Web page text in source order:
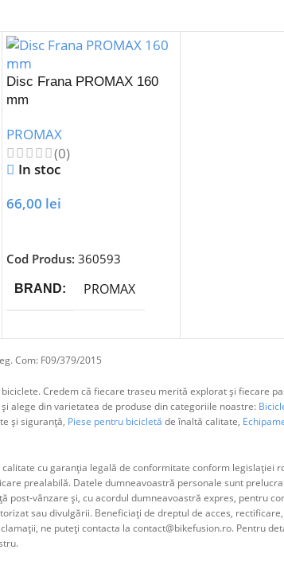
Disc Frana PROMAX 160
mm
PROMAX
(0)
In stoc
66,00 lei
Cod Produs: 360593
BRAND PROMAX
Com: F09/379/2015
Credem că fiecare traseu merită explorat și fiecare
alege din varietatea de produse din categoriile noastre:
și siguranță, Piese pentru bicicletă de înaltă calitate,
cu garanția legală de conformitate conform legislației
prealabilă. Datele dumneavoastră personale sunt
vânzare și, cu acordul dumneavoastră expres, pentru
sau divulgării. Beneficiați de dreptul de acces,
ne puteți contacta la contact@bikefusion.ro. Pentru